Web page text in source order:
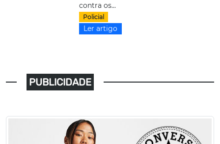
contra os...
Policial
Ler artigo
PUBLICIDADE